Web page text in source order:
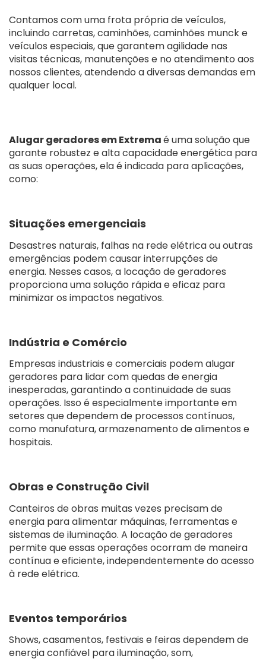
Contamos com uma frota própria de veículos,
incluindo carretas, caminhões, caminhões munck e
veículos especiais, que garantem agilidade nas
visitas técnicas, manutenções e no atendimento aos
nossos clientes, atendendo a diversas demandas em
qualquer local.
Alugar geradores em Extremaé uma solução que
garante robustez e alta capacidade energética para
as suas operações, ela é indicada para aplicações,
como:
Situações emergenciais
Desastres naturais, falhas na rede elétrica ou outras
emergências podem causar interrupções de
energia. Nesses casos, a locação de geradores
proporciona uma solução rápida e eficaz para
minimizar os impactos negativos.
Indústria e Comércio
Empresas industriais e comerciais podem alugar
geradores para lidar com quedas de energia
inesperadas, garantindo a continuidade de suas
operações. Isso é especialmente importante em
setores que dependem de processos contínuos,
como manufatura, armazenamento de alimentos e
hospitais.
Obras e Construção Civil
Canteiros de obras muitas vezes precisam de
energia para alimentar máquinas, ferramentas e
sistemas de iluminação. A locação de geradores
permite que essas operações ocorram de maneira
contínua e eficiente, independentemente do acesso
à rede elétrica.
Eventos temporários
Shows, casamentos, festivais e feiras dependem de
energia confiável para iluminação, som,